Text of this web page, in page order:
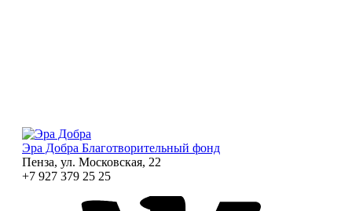
Эра Добра Благотворительный фонд
Пенза, ул. Московская, 22
+7 927 379 25 25